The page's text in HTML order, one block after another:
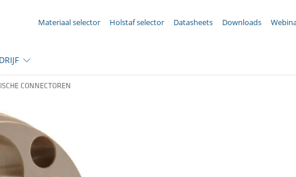
Materiaal selector Holstaf selector Datasheets Downloads
CONNECTOREN